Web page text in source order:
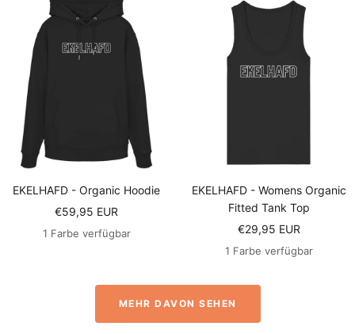
EKELHAFD - Organic Hoodie
Angebotspreis
€59,95 EUR
1 Farbe verfügbar
EKELHAFD - Womens Organic
Fitted Tank Top
Angebotspreis
€29,95 EUR
1 Farbe verfügbar
MEHR DAVON SEHEN